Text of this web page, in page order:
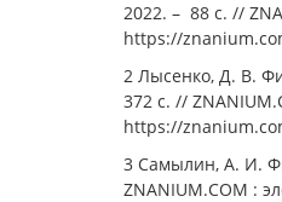
2022. – 88 с. //
https://
2 Лысенко, Д. В.
372 с. //
https://
3 Самылин, А. И.
ZNANIUM.COM :